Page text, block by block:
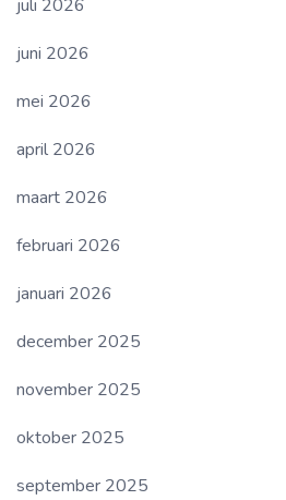
juli 2026
juni 2026
mei 2026
april 2026
maart 2026
februari 2026
januari 2026
december 2025
november 2025
oktober 2025
september 2025